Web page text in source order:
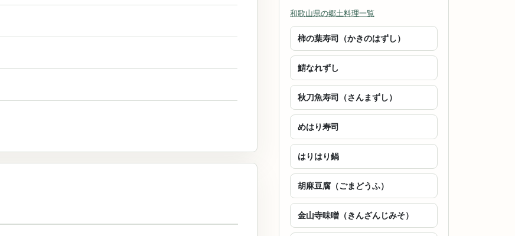
和歌山県の郷土料理一覧
柿の葉寿司（かきのはずし）
鯖なれずし
秋刀魚寿司（さんまずし）
めはり寿司
はりはり鍋
胡麻豆腐（ごまどうふ）
金山寺味噌（きんざんじみそ）